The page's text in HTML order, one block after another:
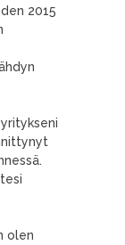
2015
olen